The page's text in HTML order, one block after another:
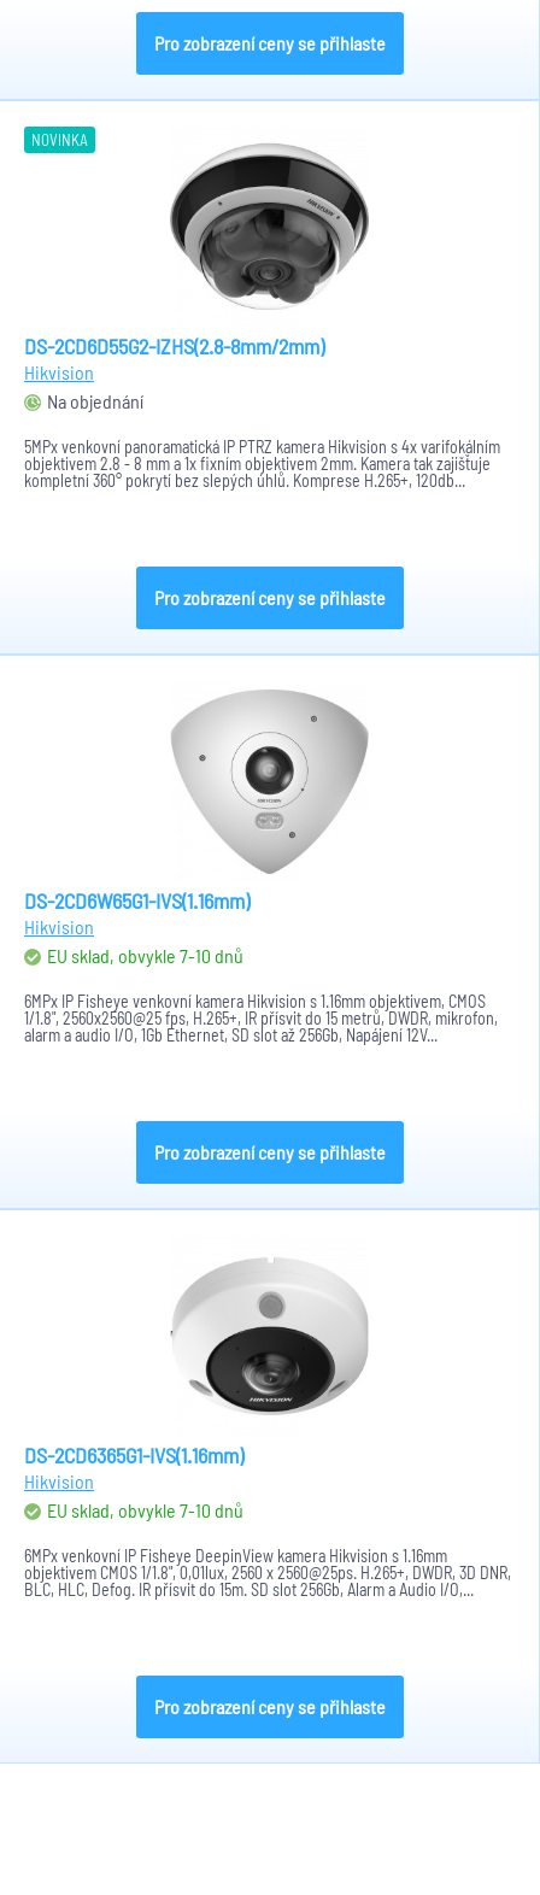
Pro zobrazení ceny se přihlaste
NOVINKA
DS-2CD6D55G2-IZHS(2.8-8mm/2mm)
Hikvision
Na objednání
5MPx venkovní panoramatická IP PTRZ kamera Hikvision s 4x varifokálním
objektivem 2.8 - 8 mm a 1x fixním objektivem 2mm. Kamera tak zajišťuje
kompletní 360° pokrytí bez slepých úhlů. Komprese H.265+, 120db...
Pro zobrazení ceny se přihlaste
DS-2CD6W65G1-IVS(1.16mm)
Hikvision
EU sklad, obvykle 7-10 dnů
6MPx IP Fisheye venkovní kamera Hikvision s 1.16mm objektivem, CMOS
1/1.8", 2560x2560@25 fps, H.265+, IR přísvit do 15 metrů, DWDR, mikrofon,
alarm a audio I/O, 1Gb Ethernet, SD slot až 256Gb, Napájení 12V...
Pro zobrazení ceny se přihlaste
DS-2CD6365G1-IVS(1.16mm)
Hikvision
EU sklad, obvykle 7-10 dnů
6MPx venkovní IP Fisheye DeepinView kamera Hikvision s 1.16mm
objektivem CMOS 1/1.8", 0,01lux, 2560 x 2560@25ps. H.265+, DWDR, 3D DNR,
BLC, HLC, Defog. IR přísvit do 15m. SD slot 256Gb, Alarm a Audio I/O,...
Pro zobrazení ceny se přihlaste